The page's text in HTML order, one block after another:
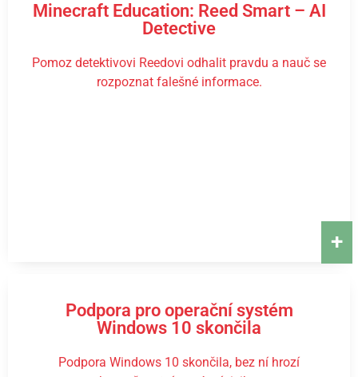
Minecraft Education: Reed Smart – AI
Detective
Pomoz detektivovi Reedovi odhalit pravdu a nauč se
rozpoznat falešné informace.
+
Podpora pro operační systém
Windows 10 skončila
Podpora Windows 10 skončila, bez ní hrozí